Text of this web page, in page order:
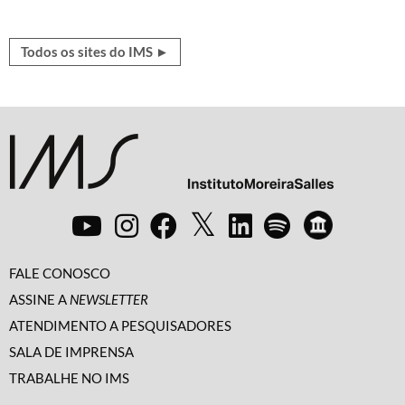
Todos os sites do IMS ►
FALE CONOSCO
ASSINE A NEWSLETTER
ATENDIMENTO A PESQUISADORES
SALA DE IMPRENSA
TRABALHE NO IMS